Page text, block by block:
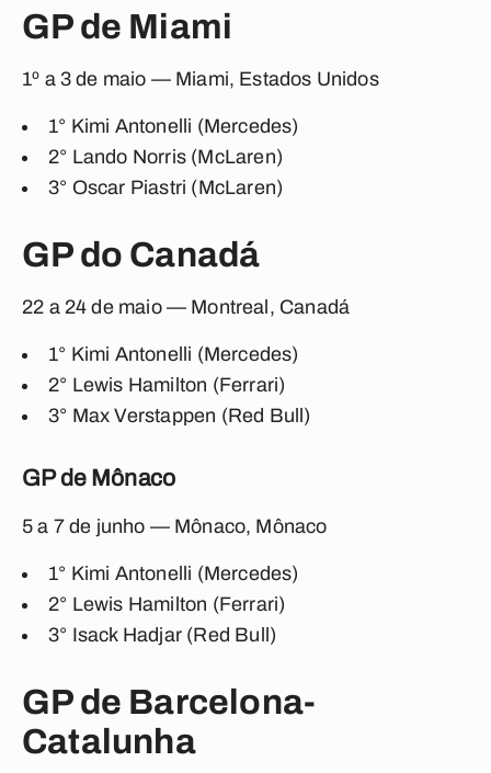
GP de Miami
1º a 3 de maio — Miami, Estados Unidos
1° Kimi Antonelli (Mercedes)
2° Lando Norris (McLaren)
3° Oscar Piastri (McLaren)
GP do Canadá
22 a 24 de maio — Montreal, Canadá
1° Kimi Antonelli (Mercedes)
2° Lewis Hamilton (Ferrari)
3° Max Verstappen (Red Bull)
GP de Mônaco
5 a 7 de junho — Mônaco, Mônaco
1° Kimi Antonelli (Mercedes)
2° Lewis Hamilton (Ferrari)
3° Isack Hadjar (Red Bull)
GP de Barcelona-
Catalunha